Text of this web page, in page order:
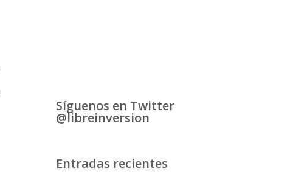
Síguenos en Twitter
@libreinversion
Entradas recientes